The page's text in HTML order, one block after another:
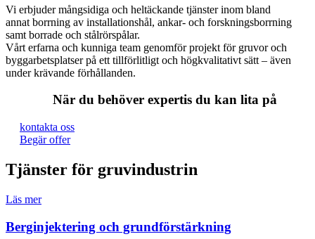
Vi erbjuder mångsidiga och heltäckande tjänster inom bland
annat borrning av installationshål, ankar- och forskningsborrning
samt borrade och stålrörspålar.
Vårt erfarna och kunniga team genomför projekt för gruvor och
byggarbetsplatser på ett tillförlitligt och högkvalitativt sätt – även
under krävande förhållanden.
När du behöver expertis du kan lita på
kontakta oss
Begär offer
Tjänster för gruvindustrin
Läs mer
Berginjektering och grundförstärkning